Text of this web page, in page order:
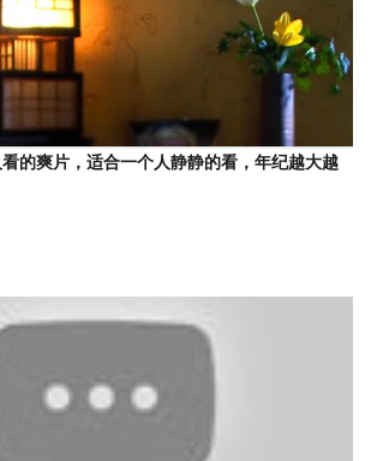
看的爽片，适合一个人静静的看，年纪越大越